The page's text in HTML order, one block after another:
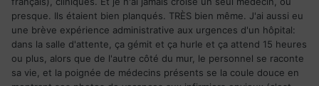
Je regrette vraiment d'avoir perdu toute ces années à
chercher à m'intégrer à essayer car au final je préfère 1000
fois mourir que rester ici au Québec.
le pire c'est que j'ai choisi un métier ou l'empathie et les
qualités humaines sont primordiales ça fait peur.
j'ai même cherché à travailler dans les régions éloignées et
presque. Ils étaient bien planqués. TRÈS bien même. J'ai aussi eu
une brève expérience administrative aux urgences d'un hôpital:
dans la salle d'attente, ça gémit et ça hurle et ça attend 15 heures
ou plus, alors que de l'autre côté du mur, le personnel se raconte
sa vie, et la poignée de médecins présents se la coule douce en